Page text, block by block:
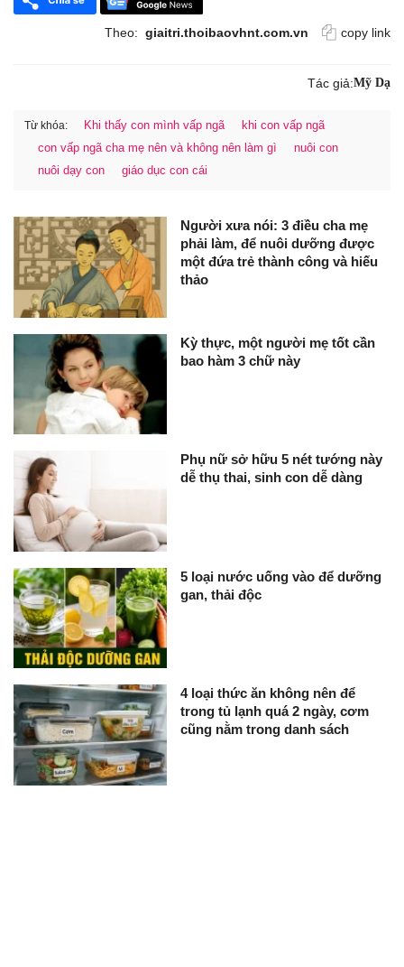
Theo: giaitri.thoibaovhnt.com.vn copy link
Tác giả:Mỹ Dạ
Từ khóa: Khi thấy con mình vấp ngã
khi con vấp ngã
con vấp ngã cha mẹ nên và không nên làm gì
nuôi con
nuôi dạy con
giáo dục con cái
Người xưa nói: 3 điều cha mẹ
phải làm, để nuôi dưỡng được
một đứa trẻ thành công và hiếu
thảo
Kỳ thực, một người mẹ tốt cần
bao hàm 3 chữ này
Phụ nữ sở hữu 5 nét tướng này
dễ thụ thai, sinh con dễ dàng
5 loại nước uống vào để dưỡng
gan, thải độc
4 loại thức ăn không nên để
trong tủ lạnh quá 2 ngày, cơm
cũng nằm trong danh sách